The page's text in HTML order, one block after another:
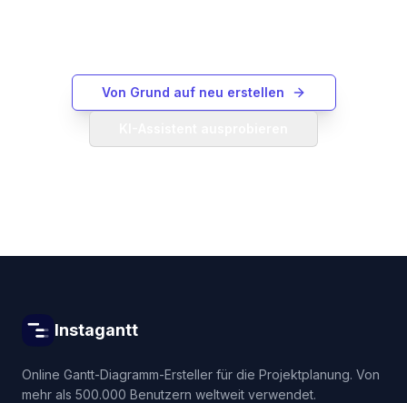
Von Grund auf neu erstellen
Instagantt
Online Gantt-Diagramm-Ersteller für die Projektplanung. Von
mehr als 500.000 Benutzern weltweit verwendet.